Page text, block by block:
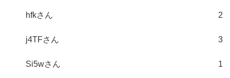
hfkさん 2
j4TFさん 3
Si5wさん 1